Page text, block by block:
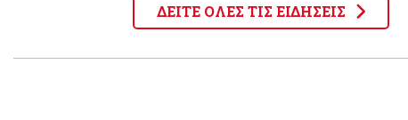
ΔΕΙΤΕ ΟΛΕΣ ΤΙΣ ΕΙΔΗΣΕΙΣ